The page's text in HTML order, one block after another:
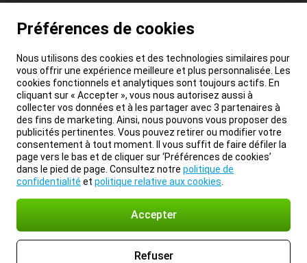
Préférences de cookies
Nous utilisons des cookies et des technologies similaires pour
vous offrir une expérience meilleure et plus personnalisée. Les
cookies fonctionnels et analytiques sont toujours actifs. En
cliquant sur « Accepter », vous nous autorisez aussi à
collecter vos données et à les partager avec 3 partenaires à
des fins de marketing. Ainsi, nous pouvons vous proposer des
publicités pertinentes. Vous pouvez retirer ou modifier votre
consentement à tout moment. Il vous suffit de faire défiler la
page vers le bas et de cliquer sur ‘Préférences de cookies’
dans le pied de page. Consultez notre politique de
confidentialité et politique relative aux cookies
Accepter
Refuser